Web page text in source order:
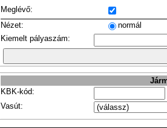
Meglévő:
Nézet:
normál
Kiemelt pályaszám:
KBK-kód:
Vasút: